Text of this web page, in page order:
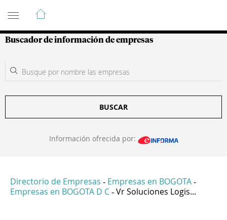
Guía de Empresas Colombianas
Buscador de información de empresas
BUSCAR
Información ofrecida por:
Directorio de Empresas - Empresas en BOGOTA -
Empresas en BOGOTA D C - Vr Soluciones Logis...